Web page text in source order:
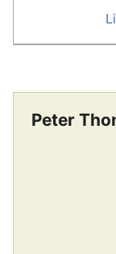
Peter